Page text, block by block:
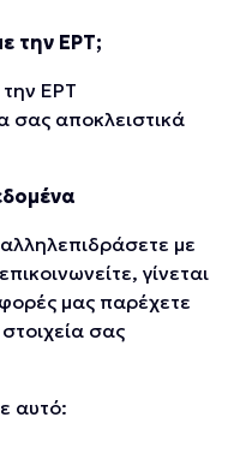
την ΕΡΤ;
ΕΡΤ
σας αποκλειστικά
με
γίνεται
μας παρέχετε
σας
αυτό: